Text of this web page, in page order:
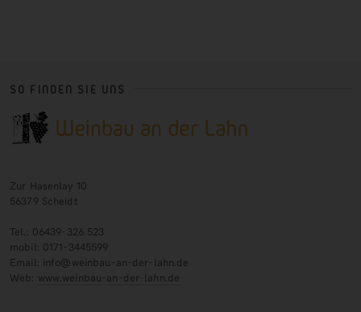
SO FINDEN SIE UNS
Zur Hasenlay 10
56379 Scheidt
Tel.: 06439-326 523
mobil: 0171-3445599
Email: info@weinbau-an-der-lahn.de
Web: www.weinbau-an-der-lahn.de